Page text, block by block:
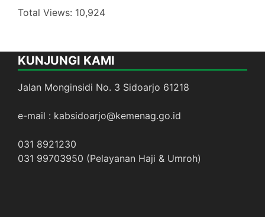
Total Views: 10,924
KUNJUNGI KAMI
Jalan Monginsidi No. 3 Sidoarjo 61218
e-mail : kabsidoarjo@kemenag.go.id
031 8921230
031 99703950 (Pelayanan Haji & Umroh)